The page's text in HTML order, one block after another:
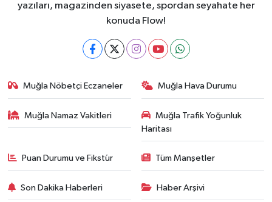
yazıları, magazinden siyasete, spordan seyahate her
konuda Flow!
Muğla Nöbetçi Eczaneler Muğla Hava Durumu
Muğla Namaz Vakitleri
Muğla Trafik Yoğunluk
Haritası
Puan Durumu ve Fikstür Tüm Manşetler
Son Dakika Haberleri Haber Arşivi